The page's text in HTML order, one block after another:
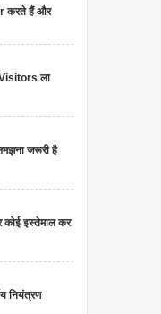
करते हैं और
ला
जरूरी है
कोई इस्तेमाल कर
नियंत्रण